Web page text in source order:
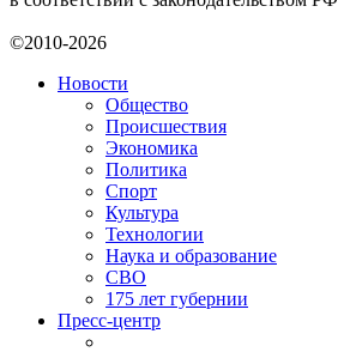
©2010-2026
Новости
Общество
Происшествия
Экономика
Политика
Спорт
Культура
Технологии
Наука и образование
СВО
175 лет губернии
Пресс-центр